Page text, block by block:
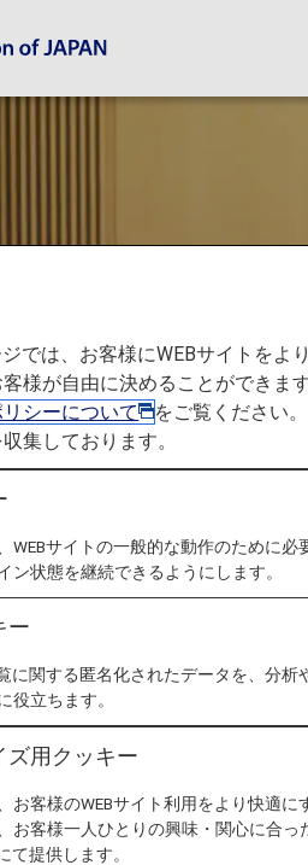
ラウンジ 厦門
港ラウンジ
する国や州により入室条件に
厦門空港ラウンジをご利用い
では、お客様にWEBサイトを
様が自由に決めることができま
シーについて
をご覧ください
集しております。
WEBサイトの一般的な動作のために
ン状態を継続できるようにします。
ー
に関する匿名化されたデータを、分析
役立ちます。
ズ用クッキー
お客様のWEBサイト利用をより快適
お客様一人ひとりの興味・関心に合っ
て提供します。